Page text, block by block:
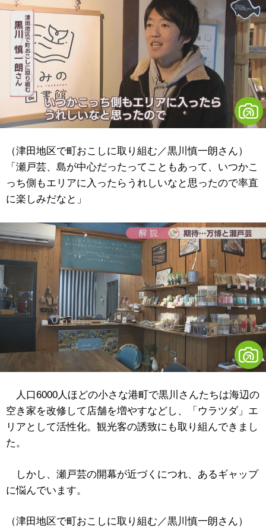
（津田地区で町おこしに取り組む／黒川慎一朗さん）
「瀬戸芸、島が中心だったってこともあって、いつかこ
っち側もエリアに入ったらうれしいなと思ったので率直
に楽しみだなと」
人口6000人ほどの小さな港町で黒川さんたちは海辺の
空き家を改修して店舗を増やすなどし、「ウラツダ」エ
リアとして活性化。観光客の誘致にも取り組んできまし
た。
しかし、瀬戸芸の開幕が近づくにつれ、あるギャップ
に悩んでいます。
（津田地区で町おこしに取り組む／黒川慎一朗さん）